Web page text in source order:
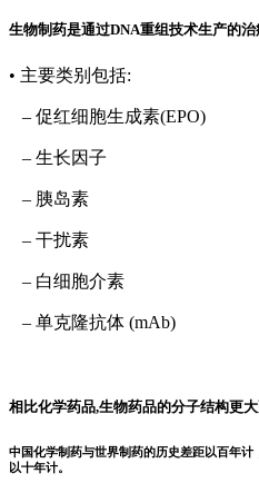
生物制药是通过DNA重组技术生产的
• 主要类别包括:
– 促红细胞生成素(EPO)
– 生长因子
– 胰岛素
– 干扰素
– 白细胞介素
– 单克隆抗体 (mAb)
相比化学药品,生物药品的分子结构更
中国化学制药与世界制药的历史差距以百年
以十年计。